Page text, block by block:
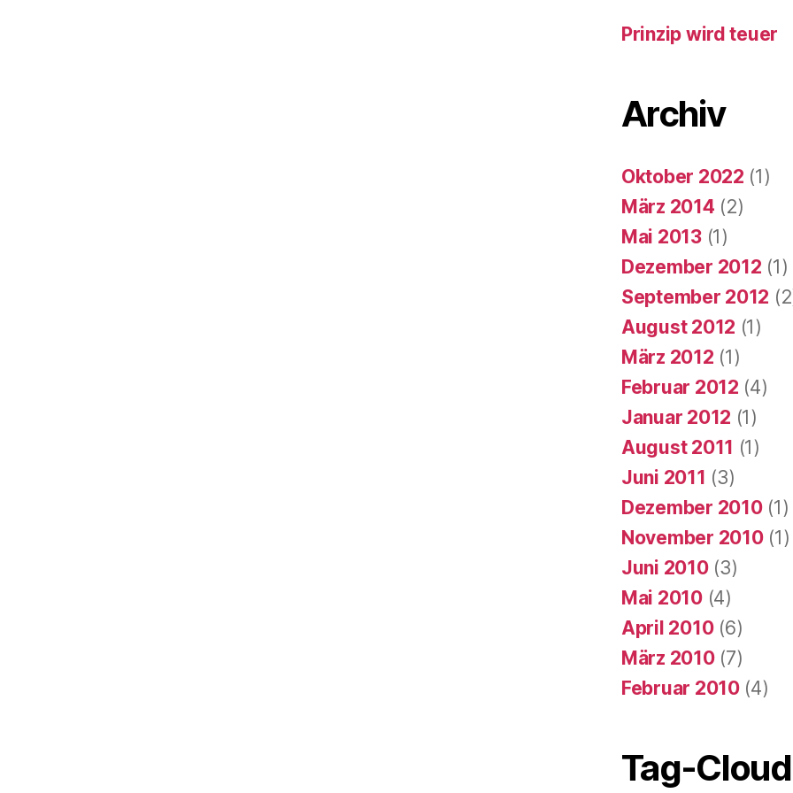
Prinzip wird teuer
Archiv
Oktober 2022 (1)
März 2014 (2)
Mai 2013(1)
Dezember 2012 (1)
September 2012
August 2012 (1)
März 2012 (1)
Februar 2012 (4)
Januar 2012 (1)
August 2011 (1)
Juni 2011 (3)
Dezember 2010(1)
November 2010(1)
Juni 2010(3)
Mai 2010(4)
April 2010(6)
März 2010(7)
Februar 2010(4)
Tag-Cloud